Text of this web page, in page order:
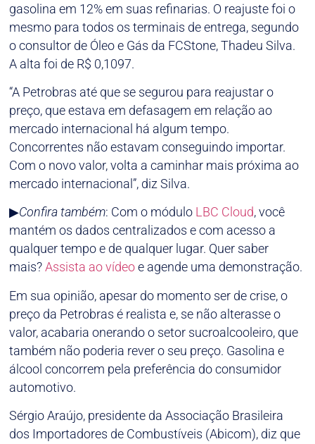
gasolina em 12% em suas refinarias. O reajuste foi o
mesmo para todos os terminais de entrega, segundo
o consultor de Óleo e Gás da FCStone, Thadeu Silva.
A alta foi de R$ 0,1097.
“A Petrobras até que se segurou para reajustar o
preço, que estava em defasagem em relação ao
mercado internacional há algum tempo.
Concorrentes não estavam conseguindo importar.
Com o novo valor, volta a caminhar mais próxima ao
mercado internacional”, diz Silva.
▶Confira também: Com o módulo LBC Cloud, você
mantém os dados centralizados e com acesso a
qualquer tempo e de qualquer lugar. Quer saber
mais?Assista ao vídeoe agende uma demonstração.
Em sua opinião, apesar do momento ser de crise, o
preço da Petrobras é realista e, se não alterasse o
valor, acabaria onerando o setor sucroalcooleiro, que
também não poderia rever o seu preço. Gasolina e
álcool concorrem pela preferência do consumidor
automotivo.
Sérgio Araújo, presidente da Associação Brasileira
dos Importadores de Combustíveis (Abicom), diz que